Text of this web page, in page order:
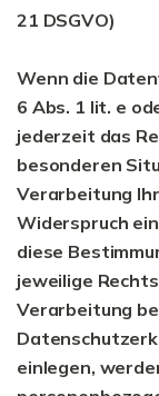
21 DSGVO)
Wenn die
6 Abs. 1 lit. e
jederzeit das
besonderen
Verarbeitung
Widerspruch
diese
jeweilige
Verarbeitung
einlegen,